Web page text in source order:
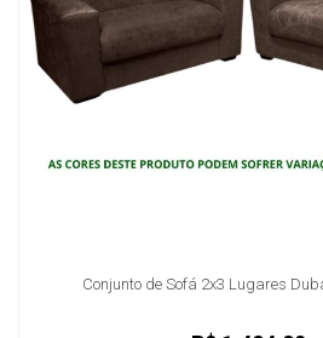
Conjunto de Sofá 2x3 Lugares